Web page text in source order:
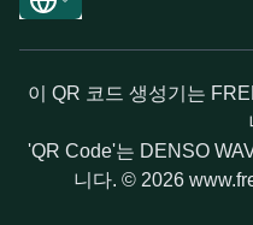
이 QR 코드 생성기는
'QR Code'는 DENSO
니다. © 2026